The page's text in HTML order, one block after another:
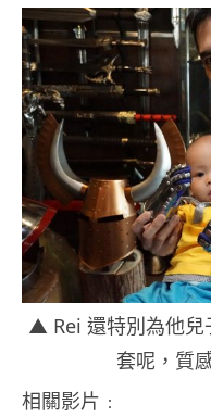
▲ Rei 還特別為他兒
套呢，質
相關影片﹕